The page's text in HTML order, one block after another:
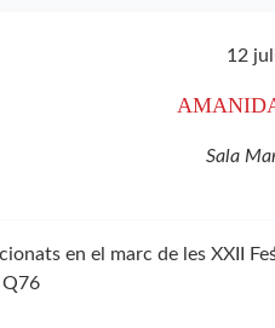
12
Sala
en el marc de les XXII
Q76